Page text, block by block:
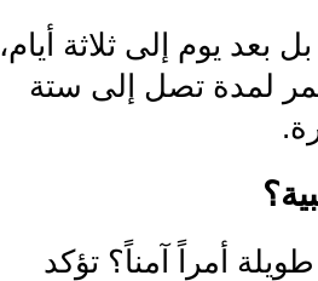
بعد يوم إلى ثلاثة أيام،
لمدة تصل إلى ستة
أمراً آمناً؟ تؤكد